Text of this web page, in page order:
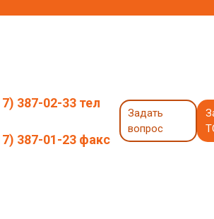
387-02-33 тел
387-01-23 факс
Задать
вопрос